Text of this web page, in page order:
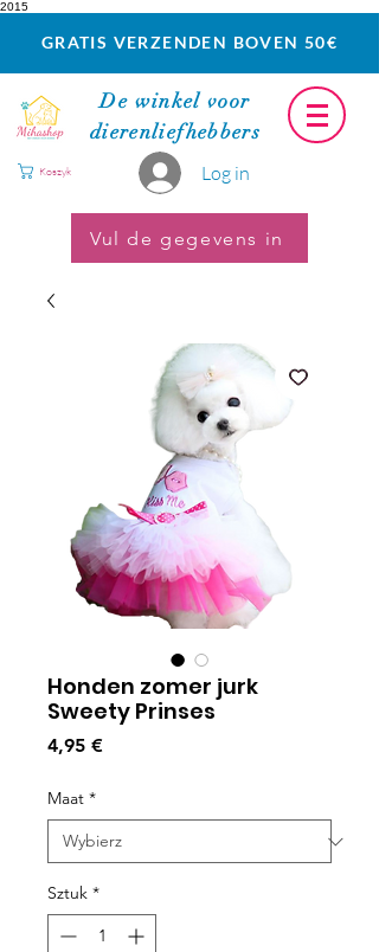
2015
GRATIS VERZENDEN BOVEN 50€
De winkel voor
dierenliefhebbers
Log in
Koszyk
Vul de gegevens in
Honden zomer jurk
Sweety Prinses
4,95 €Cena
Maat *
Sztuk *